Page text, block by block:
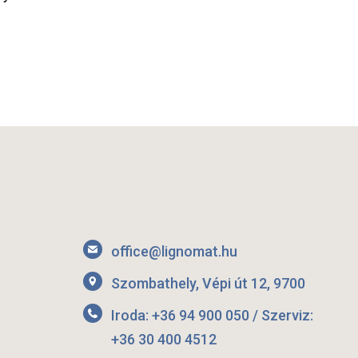
office@lignomat.hu
Szombathely, Vépi út 12, 9700
Iroda: +36 94 900 050 / Szerviz:
+36 30 400 4512